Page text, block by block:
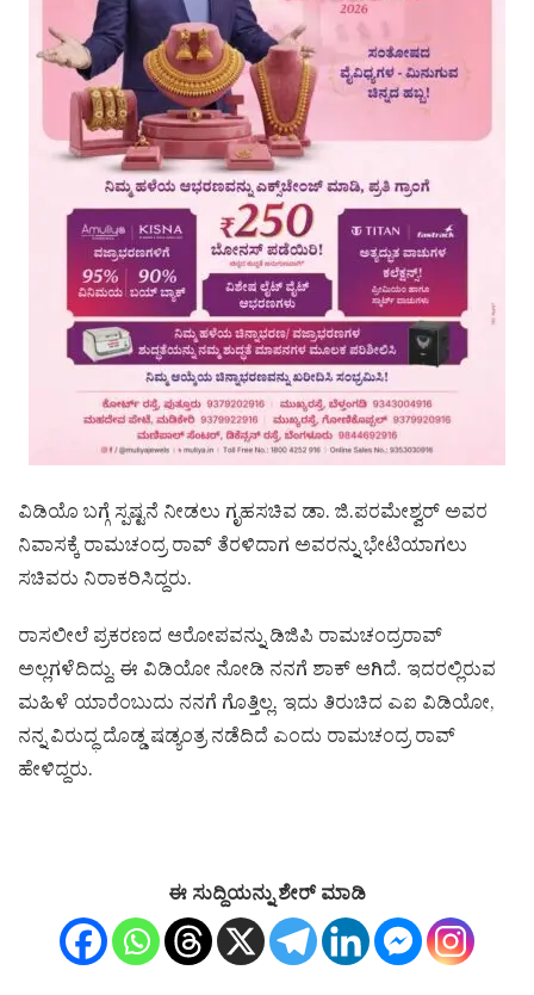
ವಿಡಿಯೊ ಬಗ್ಗೆ ಸ್ಪಷ್ಟನೆ ನೀಡಲು ಗೃಹಸಚಿವ ಡಾ. ಜಿ.ಪರಮೇಶ್ವರ್ ಅವರ
ನಿವಾಸಕ್ಕೆ ರಾಮಚಂದ್ರ ರಾವ್ ತೆರಳಿದಾಗ ಅವರನ್ನು ಭೇಟಿಯಾಗಲು
ಸಚಿವರು ನಿರಾಕರಿಸಿದ್ದರು.
ರಾಸಲೀಲೆ ಪ್ರಕರಣದ ಆರೋಪವನ್ನು ಡಿಜಿಪಿ ರಾಮಚಂದ್ರರಾವ್
ಅಲ್ಲಗಳೆದಿದ್ದು, ಈ ವಿಡಿಯೋ ನೋಡಿ ನನಗೆ ಶಾಕ್ ಆಗಿದೆ. ಇದರಲ್ಲಿರುವ
ಮಹಿಳೆ ಯಾರೆಂಬುದು ನನಗೆ ಗೊತ್ತಿಲ್ಲ. ಇದು ತಿರುಚಿದ ಎಐ ವಿಡಿಯೋ,
ನನ್ನ ವಿರುದ್ಧ ದೊಡ್ಡ ಷಡ್ಯಂತ್ರ ನಡೆದಿದೆ ಎಂದು ರಾಮಚಂದ್ರ ರಾವ್
ಹೇಳಿದ್ದರು.
ಈ ಸುದ್ದಿಯನ್ನು ಶೇರ್ ಮಾಡಿ